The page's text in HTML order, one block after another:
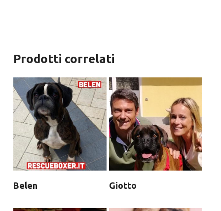
Prodotti correlati
Belen Giotto